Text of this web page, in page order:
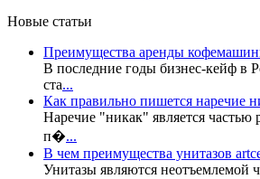
Новые статьи
Преимущества аренды
В последние годы бизнес-кейф в
ста...
Как правильно пишется наречие
Наречие "никак" является частью
п�...
В чем преимущества унитазов
Унитазы являются неотъемлемой